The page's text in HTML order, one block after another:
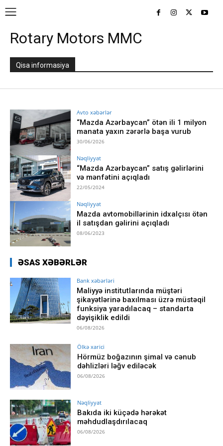
Rotary Motors MMC
Qisa informasiya
Avto xəbərlər
“Mazda Azərbaycan” ötən ili 1 milyon
manata yaxın zərərlə başa vurub
30/06/2026
Nəqliyyat
“Mazda Azərbaycan” satış gəlirlərini
və mənfətini açıqladı
22/05/2024
Nəqliyyat
Mazda avtomobillərinin idxalçısı ötən
il satışdan gəlirini açıqladı
08/06/2023
ƏSAS XƏBƏRLƏR
Bank xəbərləri
Maliyyə institutlarında müştəri
şikayətlərinə baxılması üzrə müstəqil
funksiya yaradılacaq – standarta
dəyişiklik edildi
06/08/2026
Ölkə xarici
Hörmüz boğazının şimal və cənub
dəhlizləri ləğv ediləcək
06/08/2026
Nəqliyyat
Bakıda iki küçədə hərəkət
məhdudlaşdırılacaq
06/08/2026